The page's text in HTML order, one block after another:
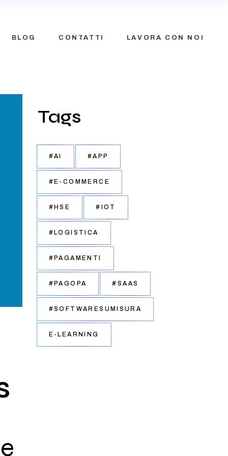
BLOG CONTATTI LAVORA CON NOI
Tags
#AI #APP
#E-COMMERCE
#HSE #IOT
#LOGISTICA
#PAGAMENTI
#PAGOPA #SAAS
#SOFTWARESUMISURA
E-LEARNING